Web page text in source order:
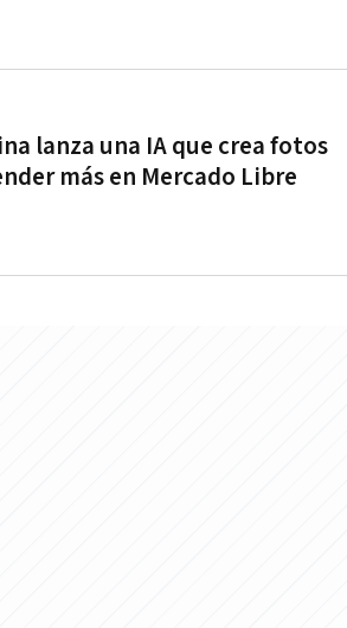
lanza una IA que crea fotos
más en Mercado Libre